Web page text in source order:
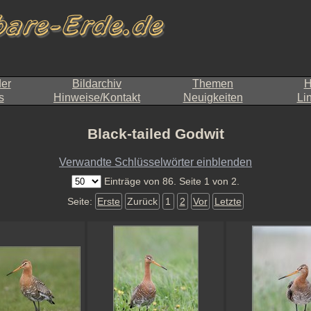
Bildarchiv Themen
Hinweise/Kontakt Neuigkeiten
Black-tailed Godwit
Verwandte Schlüsselwörter einblenden
Einträge von 86. Seite 1 von 2.
Seite: Erste Zurück 1 2 Vor Letzte